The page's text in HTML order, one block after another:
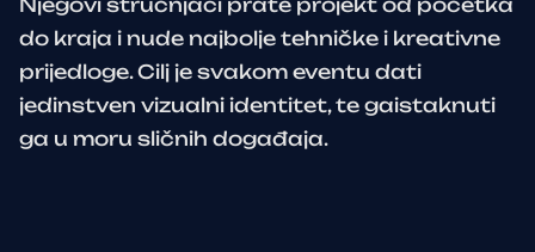
do kraja i nude najbolje tehničke i kreativne
prijedloge. Cilj je svakom eventu dati
jedinstven vizualni identitet, te gaistaknuti
ga u moru sličnih događaja.